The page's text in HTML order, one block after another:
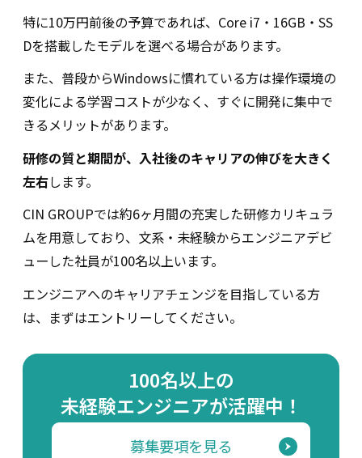
特に10万円前後の予算であれば、Core i7・16GB・SS
Dを搭載したモデルを選べる場合があります。
また、普段からWindowsに慣れている方は操作環境の
変化による学習コストが少なく、すぐに開発に集中で
きるメリットがあります。
研修の質と期間が、入社後のキャリアの伸びを大きく
左右します。
CIN GROUPでは約6ヶ月間の充実した研修カリキュラ
ムを用意しており、文系・未経験からエンジニアデビ
ューした社員が100名以上います。
エンジニアへのキャリアチェンジを目指している方
は、まずはエントリーしてください。
100名以上の
未経験エンジニアが活躍中！
募集要項を見る